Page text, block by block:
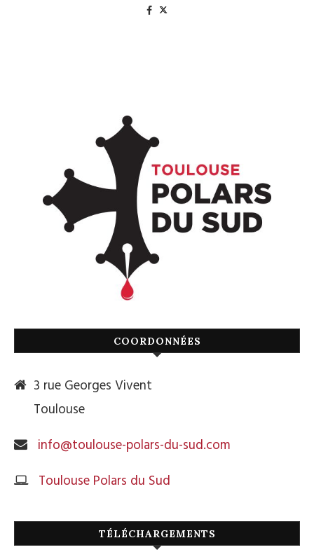
COORDONNÉES
3 rue Georges Vivent
Toulouse
info@toulouse-polars-du-sud.com
Toulouse Polars du Sud
TÉLÉCHARGEMENTS